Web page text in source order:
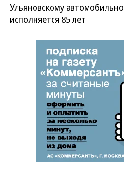
Ульяновскому
исполняется 85 лет